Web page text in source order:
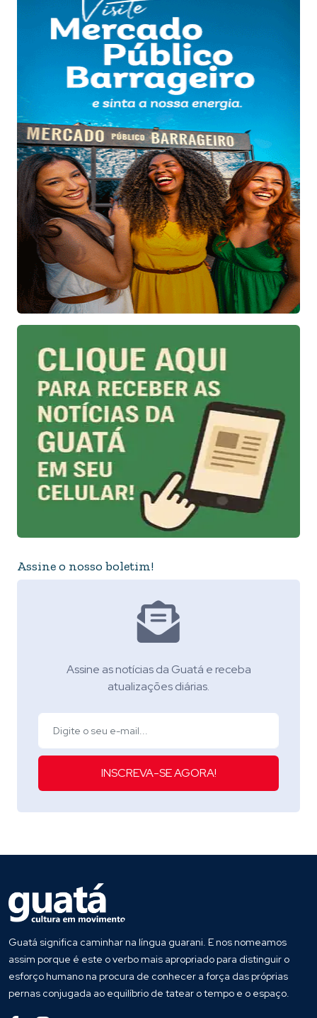
Assine o nosso boletim!
Assine as notícias da Guatá e receba
atualizações diárias.
INSCREVA-SE AGORA!
Guatá significa caminhar na língua guarani. E nos nomeamos
assim porque é este o verbo mais apropriado para distinguir o
esforço humano na procura de conhecer a força das próprias
pernas conjugada ao equilíbrio de tatear o tempo e o espaço.